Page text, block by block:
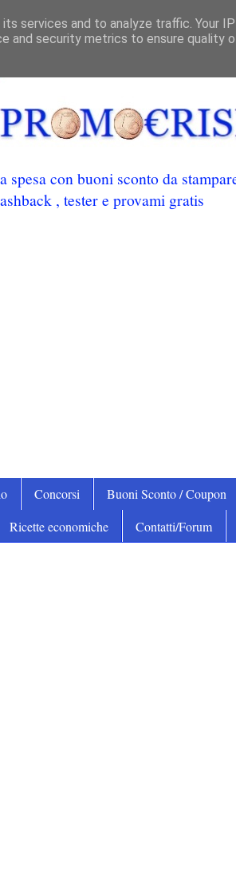
con buoni sconto da
, tester e provami gratis
Concorsi Buoni Sconto / Coupon
Ricette economiche Contatti/Forum
services and to analyze traffic. Your
and security metrics to ensure quality